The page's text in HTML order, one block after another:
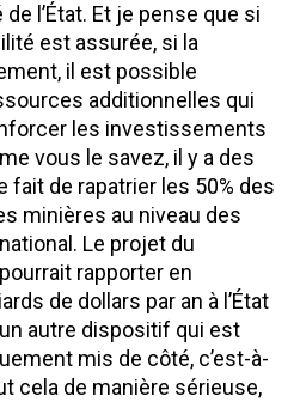
l’État. Et je pense que si
est assurée, si la
il est possible
additionnelles qui
les investissements
vous le savez, il y a des
fait de rapatrier les 50% des
minières au niveau des
Le projet du
rapporter en
de dollars par an à l’État
autre dispositif qui est
mis de côté, c’est-à-
cela de manière sérieuse,